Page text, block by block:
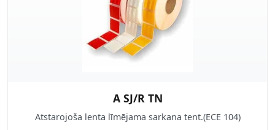
A SJ/R TN
Atstarojoša lenta līmējama sarkana tent.(ECE 104)